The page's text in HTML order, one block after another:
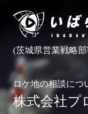
(茨城県営業戦略
ロケ地の相談につ
株式会社プ